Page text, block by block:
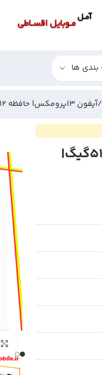
ها
آیفون 13پرومکس| حافظه 512گیگ| iPhone 13 ProMax | ZDA
آیفون 13پرومکس| حافظه 512گیگ|